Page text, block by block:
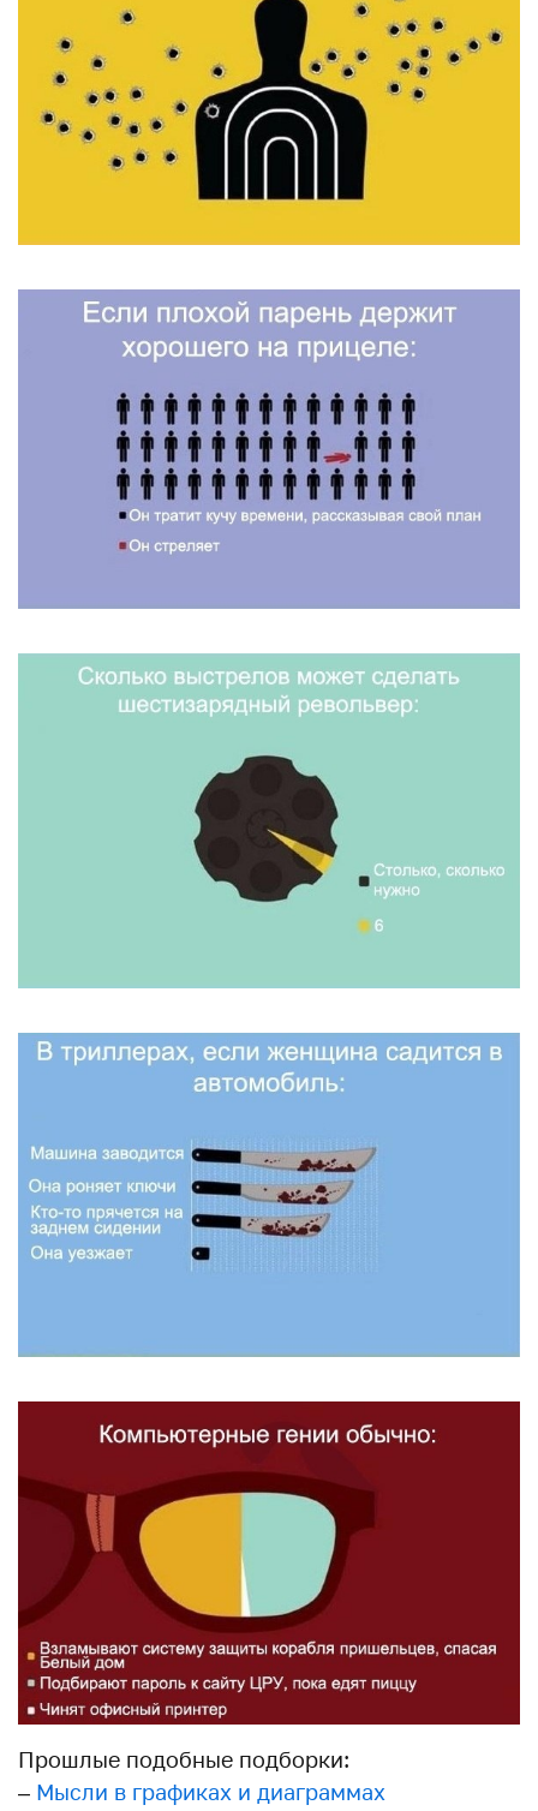
Прошлые подобные подборки:
– Мысли в графиках и диаграммах